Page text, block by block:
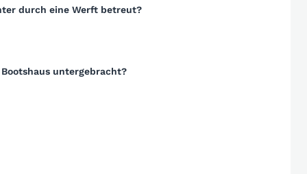
durch eine Werft betreut?
untergebracht?